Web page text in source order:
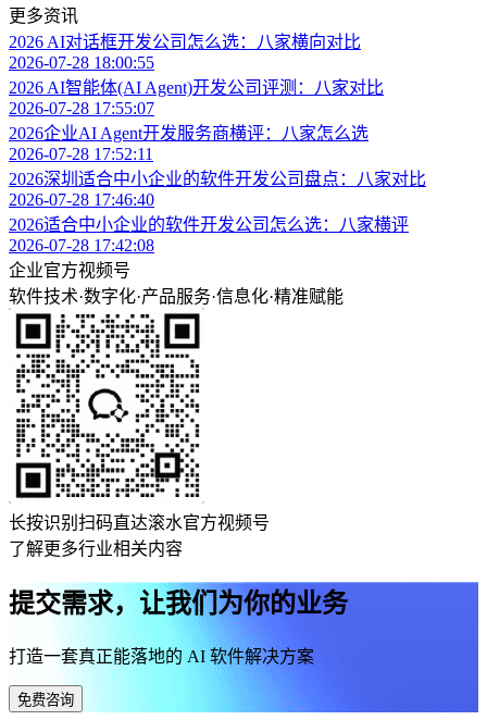
更多资讯
2026 AI对话框开发公司怎么选：八家横向对比
2026-07-28 18:00:55
2026 AI智能体(AI Agent)开发公司评测：八家对比
2026-07-28 17:55:07
2026企业AI Agent开发服务商横评：八家怎么选
2026-07-28 17:52:11
2026深圳适合中小企业的软件开发公司盘点：八家对比
2026-07-28 17:46:40
2026适合中小企业的软件开发公司怎么选：八家横评
2026-07-28 17:42:08
企业官方视频号
软件技术·数字化·产品服务·信息化·精准赋能
长按识别扫码直达滚水官方视频号
了解更多行业相关内容
提交需求，让我们为你的业务
打造一套真正能落地的 AI 软件解决方案
免费咨询